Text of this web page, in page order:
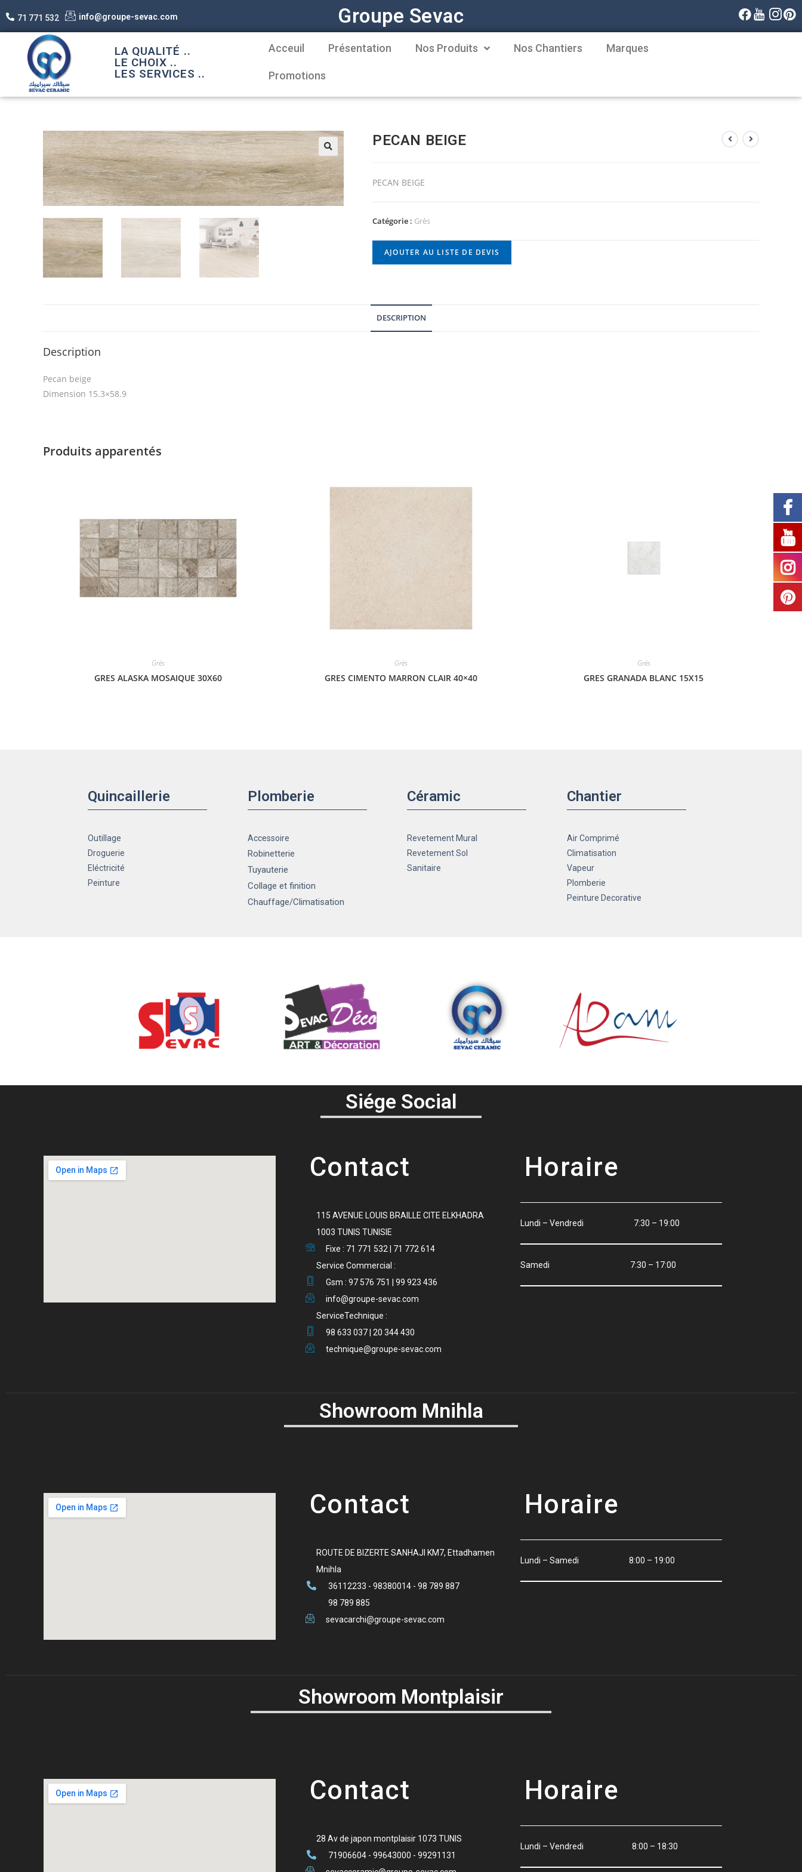
71 771 532 info@groupe-sevac.com Groupe Sevac
LA QUALITÉ ..
LE CHOIX ..
LES SERVICES ..
Acceuil Présentation Nos Produits Nos Chantiers Marques
Promotions
PECAN BEIGE
PECAN BEIGE
Catégorie : Grès
AJOUTER AU LISTE DE DEVIS
DESCRIPTION
Description
Pecan beige
Dimension 15.3×58.9
Produits apparentés
Grès
GRES ALASKA MOSAIQUE 30X60
Grès
GRES CIMENTO MARRON CLAIR 40×40
Grès
GRES GRANADA BLANC 15X15
Quincaillerie
Outillage
Droguerie
Eléctricité
Peinture
Plomberie
Accessoire
Robinetterie
Tuyauterie
Collage et finition
Chauffage/Climatisation
Céramic
Revetement Mural
Revetement Sol
Sanitaire
Chantier
Air Comprimé
Climatisation
Vapeur
Plomberie
Peinture Decorative
Siége Social
Contact
115 AVENUE LOUIS BRAILLE CITE ELKHADRA
1003 TUNIS TUNISIE
Fixe : 71 771 532 | 71 772 614
Service Commercial :
Gsm : 97 576 751 | 99 923 436
info@groupe-sevac.com
ServiceTechnique :
98 633 037 | 20 344 430
technique@groupe-sevac.com
Horaire
Lundi – Vendredi 7:30 – 19:00
Samedi 7:30 – 17:00
Showroom Mnihla
Contact
ROUTE DE BIZERTE SANHAJI KM7, Ettadhamen
Mnihla
36112233 - 98380014 - 98 789 887
98 789 885
sevacarchi@groupe-sevac.com
Horaire
Lundi – Samedi 8:00 – 19:00
Showroom Montplaisir
Contact
28 Av de japon montplaisir 1073 TUNIS
71906604 - 99643000 - 99291131
Horaire
Lundi – Vendredi 8:00 – 18:30